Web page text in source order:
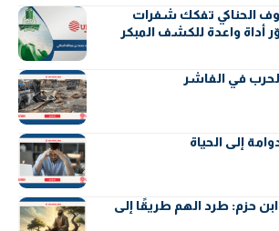
الحناكي تفكك شفرات
أداة واعدة للكشف المبكر
في الفاشر
إلى الحياة
حزم: طرد الهم طريقًا إلى